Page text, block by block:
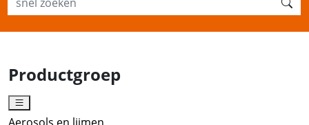
Productgroep